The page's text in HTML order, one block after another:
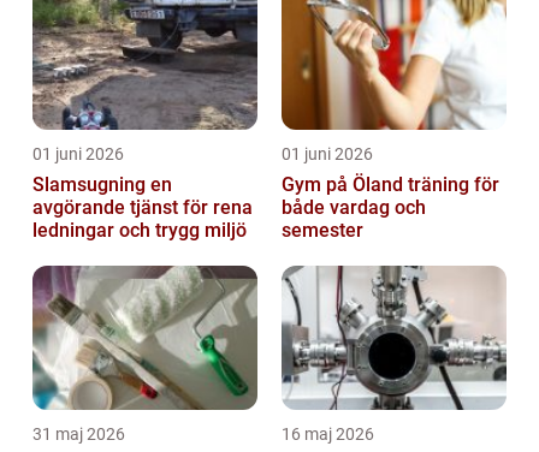
01 juni 2026
Slamsugning en
avgörande tjänst för rena
ledningar och trygg miljö
01 juni 2026
Gym på Öland träning för
både vardag och
semester
31 maj 2026 16 maj 2026